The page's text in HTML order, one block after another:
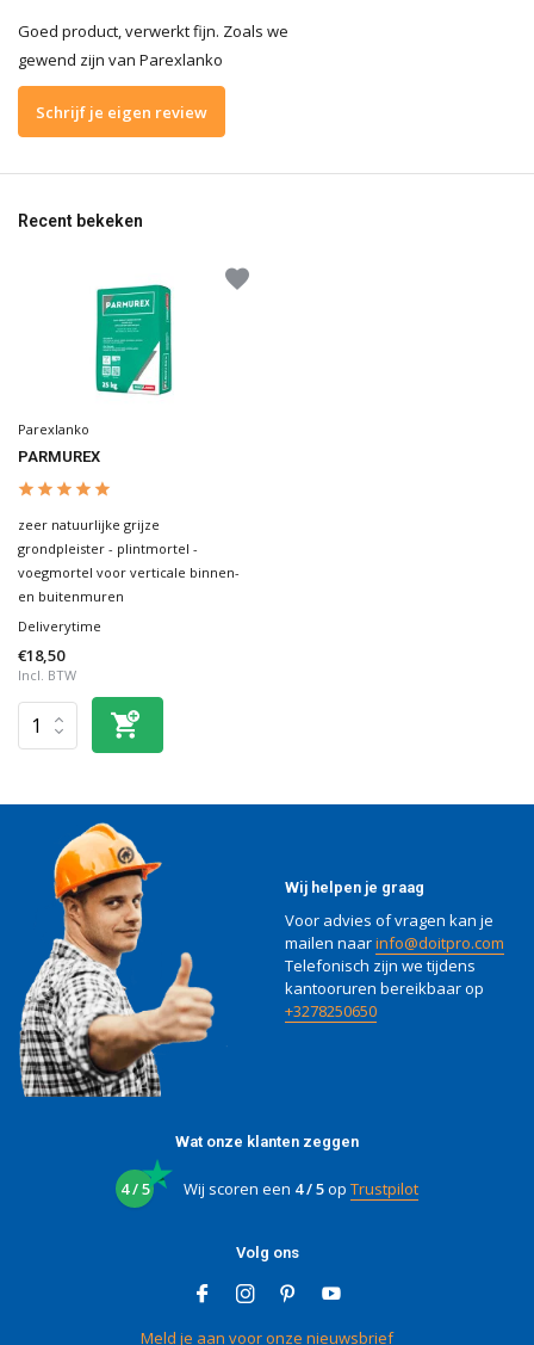
Goed product, verwerkt fijn. Zoals we
gewend zijn van Parexlanko
Schrijf je eigen review
Recent bekeken
Parexlanko
PARMUREX
zeer natuurlijke grijze
grondpleister - plintmortel -
voegmortel voor verticale binnen-
en buitenmuren
Deliverytime
€18,50
Incl. BTW
Wij helpen je graag
Voor advies of vragen kan je
mailen naarinfo@doitpro.com
Telefonisch zijn we tijdens
kantooruren bereikbaar op
+3278250650
Wat onze klanten zeggen
4 / 5 Wij scoren een 4 / 5op Trustpilot
Volg ons
Meld je aan voor onze nieuwsbrief